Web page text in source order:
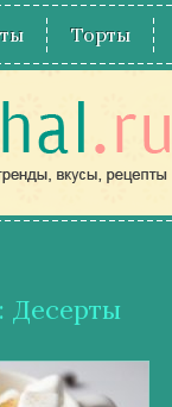
Торты
Десерты